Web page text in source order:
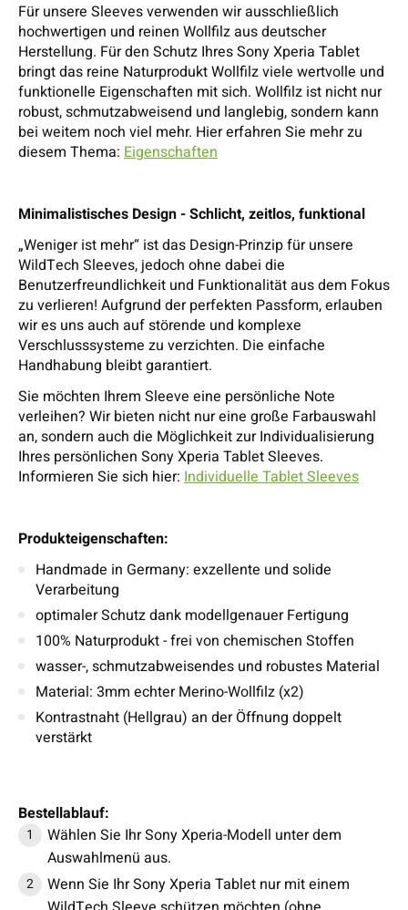
Für unsere Sleeves verwenden wir ausschließlich
hochwertigen und reinen Wollfilz aus deutscher
Herstellung. Für den Schutz Ihres Sony Xperia Tablet
bringt das reine Naturprodukt Wollfilz viele wertvolle und
funktionelle Eigenschaften mit sich. Wollfilz ist nicht nur
robust, schmutzabweisend und langlebig, sondern kann
bei weitem noch viel mehr. Hier erfahren Sie mehr zu
diesem Thema: Eigenschaften
Minimalistisches Design - Schlicht, zeitlos, funktional
„Weniger ist mehr“ ist das Design-Prinzip für unsere
WildTech Sleeves, jedoch ohne dabei die
Benutzerfreundlichkeit und Funktionalität aus dem Fokus
zu verlieren! Aufgrund der perfekten Passform, erlauben
wir es uns auch auf störende und komplexe
Verschlusssysteme zu verzichten. Die einfache
Handhabung bleibt garantiert.
Sie möchten Ihrem Sleeve eine persönliche Note
verleihen? Wir bieten nicht nur eine große Farbauswahl
an, sondern auch die Möglichkeit zur Individualisierung
Ihres persönlichen Sony Xperia Tablet Sleeves.
Informieren Sie sich hier: Individuelle Tablet Sleeves
Produkteigenschaften:
Handmade in Germany: exzellente und solide
Verarbeitung
optimaler Schutz dank modellgenauer Fertigung
100% Naturprodukt - frei von chemischen Stoffen
wasser-, schmutzabweisendes und robustes Material
Material: 3mm echter Merino-Wollfilz (x2)
Kontrastnaht (Hellgrau) an der Öffnung doppelt
verstärkt
Bestellablauf:
Wählen Sie Ihr Sony Xperia-Modell unter dem
Auswahlmenü aus.
Wenn Sie Ihr Sony Xperia Tablet nur mit einem